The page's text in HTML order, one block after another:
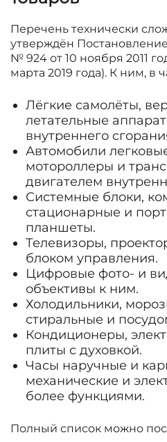
Перечень технически
утверждён
№ 924 от 10 ноября 2011
марта 2019 года). К ним, в
Лёгкие самолёты,
летательные
внутреннего
Автомобили
мотороллеры и
двигателем
Системные блоки,
стационарные и
планшеты.
Телевизоры,
блоком управления.
Цифровые фото- и
объективы к ним.
Холодильники,
стиральные и
Кондиционеры,
плиты с духовкой.
Часы наручные и
механические и
более функциями.
Полный список можно